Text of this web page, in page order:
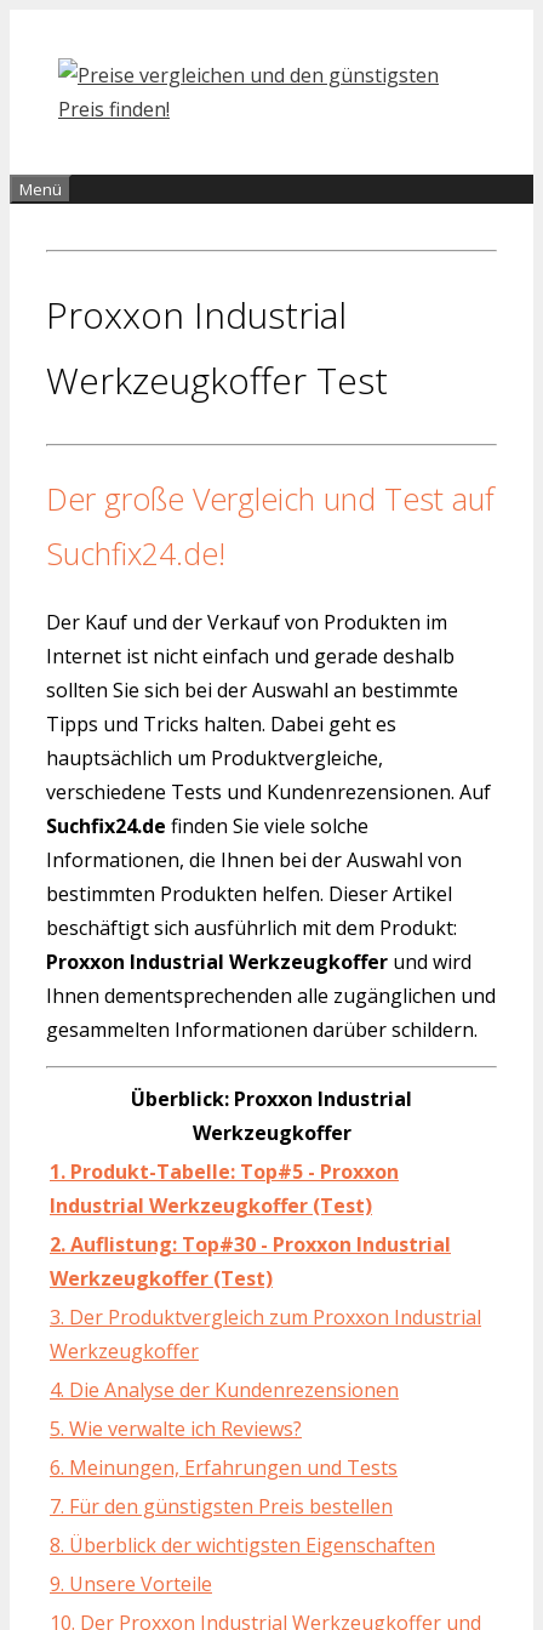
Inhalt
springen
Menü
Proxxon Industrial
Werkzeugkoffer Test
Der große Vergleich und Test auf
Suchfix24.de!
Der Kauf und der Verkauf von Produkten im
Internet ist nicht einfach und gerade deshalb
sollten Sie sich bei der Auswahl an bestimmte
Tipps und Tricks halten. Dabei geht es
hauptsächlich um Produktvergleiche,
verschiedene Tests und Kundenrezensionen. Auf
Suchfix24.de finden Sie viele solche
Informationen, die Ihnen bei der Auswahl von
bestimmten Produkten helfen. Dieser Artikel
beschäftigt sich ausführlich mit dem Produkt:
Proxxon Industrial Werkzeugkoffer und wird
Ihnen dementsprechenden alle zugänglichen und
gesammelten Informationen darüber schildern.
Überblick: Proxxon Industrial
Werkzeugkoffer
1. Produkt-Tabelle: Top#5 - Proxxon
Industrial Werkzeugkoffer (Test)
2. Auflistung: Top#30 - Proxxon Industrial
Werkzeugkoffer (Test)
3. Der Produktvergleich zum Proxxon Industrial
Werkzeugkoffer
4. Die Analyse der Kundenrezensionen
5. Wie verwalte ich Reviews?
6. Meinungen, Erfahrungen und Tests
7. Für den günstigsten Preis bestellen
8. Überblick der wichtigsten Eigenschaften
9. Unsere Vorteile
10. Der Proxxon Industrial Werkzeugkoffer und